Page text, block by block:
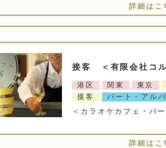
詳細はこ
接客 ＜有限会社コル
港区 関東 東京
接客
パート・アルバ
＜カラオケカフェ・バ
詳細はこ